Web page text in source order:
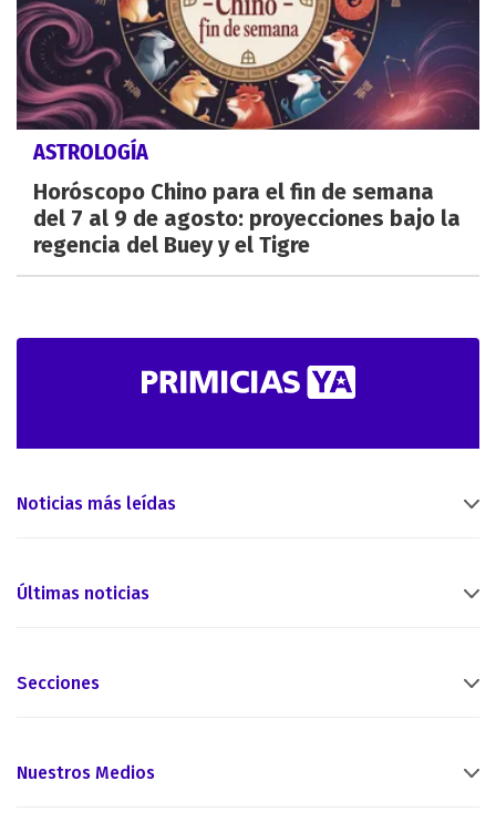
ASTROLOGÍA
Horóscopo Chino para el fin de semana
del 7 al 9 de agosto: proyecciones bajo la
regencia del Buey y el Tigre
Noticias más leídas
Últimas noticias
Secciones
Nuestros Medios